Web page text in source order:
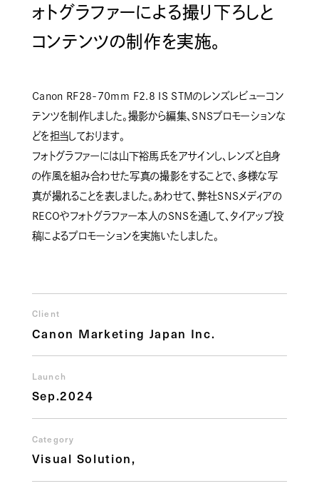
ォトグラファーによる撮り下ろしと
コンテンツの制作を実施。
Canon RF28-70mm F2.8 IS STMのレンズレビューコン
テンツを制作しました。撮影から編集、SNSプロモーションな
どを担当しております。
フォトグラファーには山下裕馬氏をアサインし、レンズと自身
の作風を組み合わせた写真の撮影をすることで、多様な写
真が撮れることを表しました。あわせて、弊社SNSメディアの
RECOやフォトグラファー本人のSNSを通して、タイアップ投
稿によるプロモーションを実施いたしました。
Client
Canon Marketing Japan Inc.
Launch
Sep.2024
Category
Visual Solution